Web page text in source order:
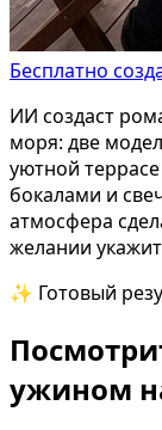
Бесплатно
ИИ создаст
моря: две
уютной
бокалами и
атмосфера
желании
✨ Готовый
ужином